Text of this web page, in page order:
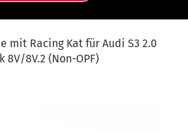
mit Racing Kat für Audi S3 2.0
8V.2 (Non-OPF)